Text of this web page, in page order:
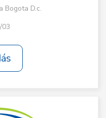
Bogota D.c.
03